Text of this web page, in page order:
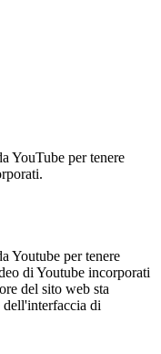
YouTube per tenere
Youtube per tenere
di Youtube incorporati
del sito web sta
di